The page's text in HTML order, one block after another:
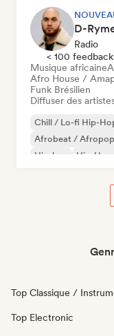
D-
Radio
< 100
Musique africaine
Afro House /
Funk Brésilien
Diffuser des
Chill / Lo-fi Hip-
Afrobeat / Afropop
Hip-hop
Hip-Hop
Top Classique /
Top Electronic